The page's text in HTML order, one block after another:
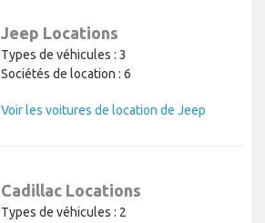
Jeep Locations
Types de véhicules : 3
Sociétés de location : 6
Voir les voitures de location de Jeep
Cadillac Locations
Types de véhicules : 2